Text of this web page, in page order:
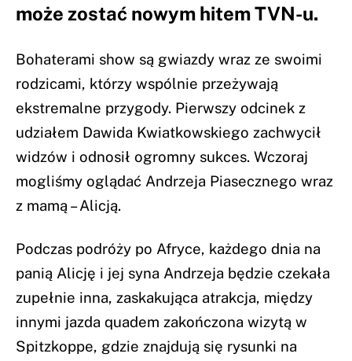
może zostać nowym hitem TVN-u.
Bohaterami show są gwiazdy wraz ze swoimi
rodzicami, którzy wspólnie przeżywają
ekstremalne przygody. Pierwszy odcinek z
udziałem Dawida Kwiatkowskiego zachwycił
widzów i odnosił ogromny sukces. Wczoraj
mogliśmy oglądać Andrzeja Piasecznego wraz
z mamą – Alicją.
Podczas podróży po Afryce, każdego dnia na
panią Alicję i jej syna Andrzeja będzie czekała
zupełnie inna, zaskakująca atrakcja, między
innymi jazda quadem zakończona wizytą w
Spitzkoppe, gdzie znajdują się rysunki na